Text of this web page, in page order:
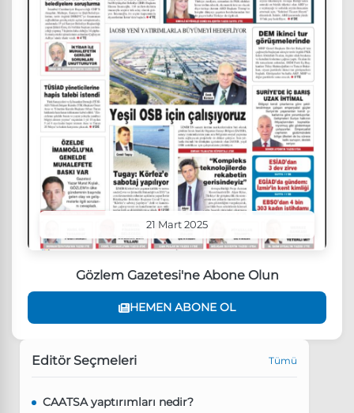
21 Mart 2025
Gözlem Gazetesi'ne Abone Olun
HEMEN ABONE OL
Editör Seçmeleri Tümü
CAATSA yaptırımları nedir?